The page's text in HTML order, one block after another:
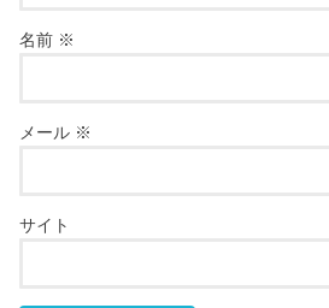
名前 ※
メール ※
サイト